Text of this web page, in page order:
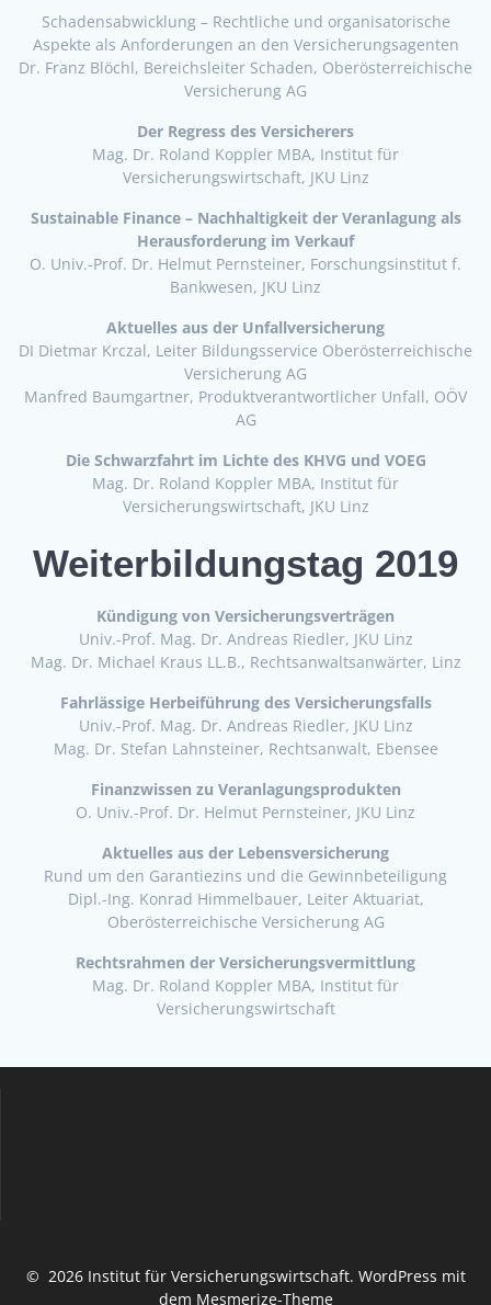
Schadensabwicklung – Rechtliche und organisatorische
Aspekte als Anforderungen an den Versicherungsagenten
Dr. Franz Blöchl, Bereichsleiter Schaden, Oberösterreichische
Versicherung AG
Der Regress des Versicherers
Mag. Dr. Roland Koppler MBA, Institut für
Versicherungswirtschaft, JKU Linz
Sustainable Finance – Nachhaltigkeit der Veranlagung als
Herausforderung im Verkauf
O. Univ.-Prof. Dr. Helmut Pernsteiner, Forschungsinstitut f.
Bankwesen, JKU Linz
Aktuelles aus der Unfallversicherung
DI Dietmar Krczal, Leiter Bildungsservice Oberösterreichische
Versicherung AG
Manfred Baumgartner, Produktverantwortlicher Unfall, OÖV
AG
Die Schwarzfahrt im Lichte des KHVG und VOEG
Mag. Dr. Roland Koppler MBA, Institut für
Versicherungswirtschaft, JKU Linz
Weiterbildungstag 2019
Kündigung von Versicherungsverträgen
Univ.-Prof. Mag. Dr. Andreas Riedler, JKU Linz
Mag. Dr. Michael Kraus LL.B., Rechtsanwaltsanwärter, Linz
Fahrlässige Herbeiführung des Versicherungsfalls
Univ.-Prof. Mag. Dr. Andreas Riedler, JKU Linz
Mag. Dr. Stefan Lahnsteiner, Rechtsanwalt, Ebensee
Finanzwissen zu Veranlagungsprodukten
O. Univ.-Prof. Dr. Helmut Pernsteiner, JKU Linz
Aktuelles aus der Lebensversicherung
Rund um den Garantiezins und die Gewinnbeteiligung
Dipl.-Ing. Konrad Himmelbauer, Leiter Aktuariat,
Oberösterreichische Versicherung AG
Rechtsrahmen der Versicherungsvermittlung
Mag. Dr. Roland Koppler MBA, Institut für
Versicherungswirtschaft
© 2026 Institut für Versicherungswirtschaft. WordPress mit
dem Mesmerize-Theme